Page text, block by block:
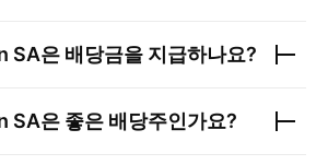
SA은 배당금을 지급하나요?
SA은 좋은 배당주인가요?